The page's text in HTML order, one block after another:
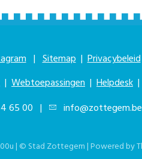
| Sitemap |Privacybeleid
| Webtoepassingen | Helpdesk
65 00 | info@zottegem.be
| © Stad Zottegem | Powered by